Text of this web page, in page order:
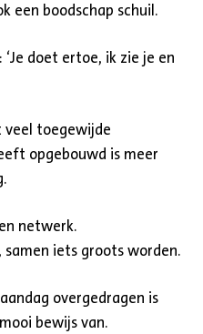
een boodschap schuil.
doet ertoe, ik zie je en
veel toegewijde
opgebouwd is meer
netwerk.
samen iets groots worden.
overgedragen is
bewijs van.